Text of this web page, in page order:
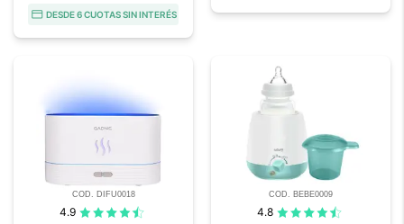
DESDE 6 CUOTAS SIN INTERÉS
COD. DIFU0018
4.9
COD. BEBE0009
4.8